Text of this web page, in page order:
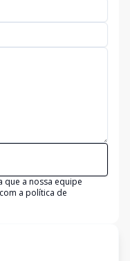
que a nossa equipe
a política de